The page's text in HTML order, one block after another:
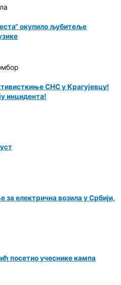
окупило љубитеље
СНС у Крагујевцу!
инцидента!
електрична возила у Србији,
посетио учеснике кампа